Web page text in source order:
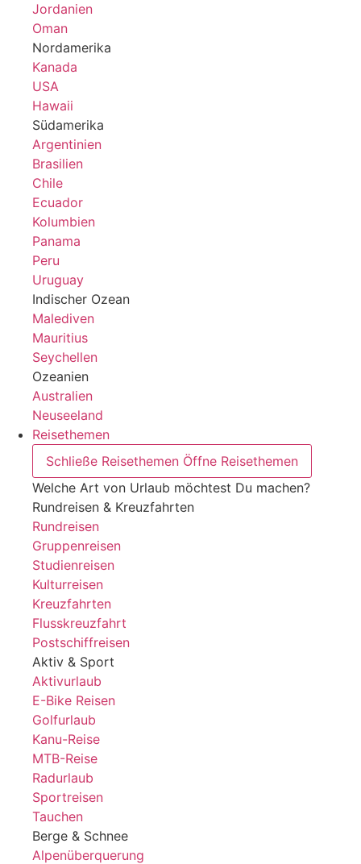
Jordanien
Oman
Nordamerika
Kanada
USA
Hawaii
Südamerika
Argentinien
Brasilien
Chile
Ecuador
Kolumbien
Panama
Peru
Uruguay
Indischer Ozean
Malediven
Mauritius
Seychellen
Ozeanien
Australien
Neuseeland
Reisethemen
Schließe Reisethemen Öffne Reisethemen
Welche Art von Urlaub möchtest Du machen?
Rundreisen & Kreuzfahrten
Rundreisen
Gruppenreisen
Studienreisen
Kulturreisen
Kreuzfahrten
Flusskreuzfahrt
Postschiffreisen
Aktiv & Sport
Aktivurlaub
E-Bike Reisen
Golfurlaub
Kanu-Reise
MTB-Reise
Radurlaub
Sportreisen
Tauchen
Berge & Schnee
Alpenüberquerung